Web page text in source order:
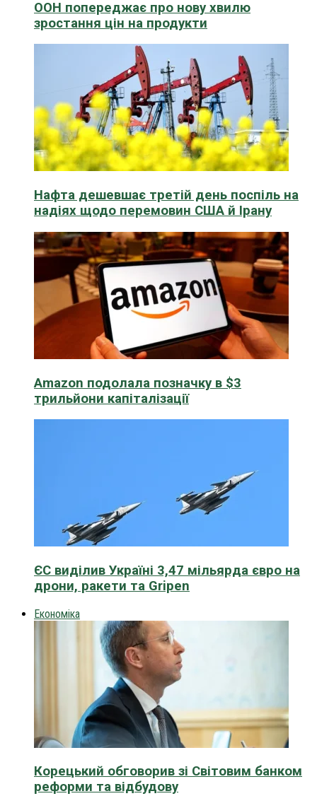
ООН попереджає про нову хвилю
зростання цін на продукти
Нафта дешевшає третій день поспіль на
надіях щодо перемовин США й Ірану
Amazon подолала позначку в $3
трильйони капіталізації
ЄС виділив Україні 3,47 мільярда євро на
дрони, ракети та Gripen
Економіка
Корецький обговорив зі Світовим банком
реформи та відбудову